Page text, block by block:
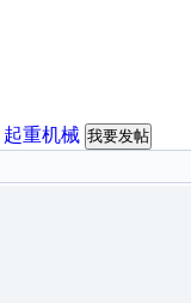
起重机械 我要发帖